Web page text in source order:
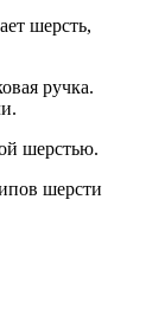
шерсть,
ручка.
шерстью.
шерсти